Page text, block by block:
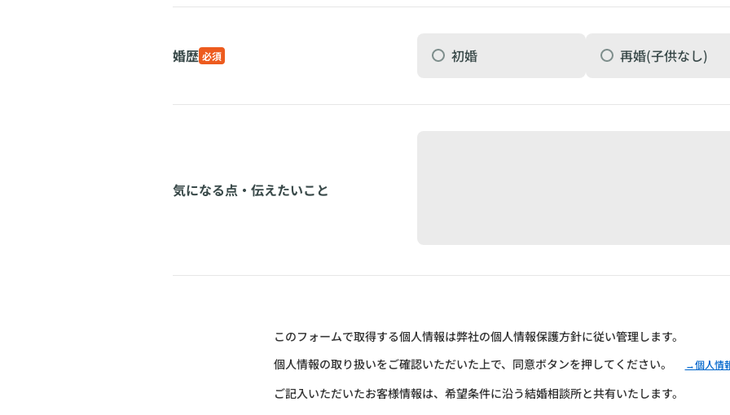
婚歴 必須 初婚 再婚(子供なし)
気になる点・伝えたいこと
このフォームで取得する個人情報は弊社の個人情報保護方針に従い管理します。
個人情報の取り扱いをご確認いただいた上で、同意ボタンを押してください。
→個人情
ご記入いただいたお客様情報は、希望条件に沿う結婚相談所と共有いたします。